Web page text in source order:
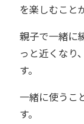
を楽しむこと
親子で一緒に
っと近くなり
す。
一緒に使うこ
す。